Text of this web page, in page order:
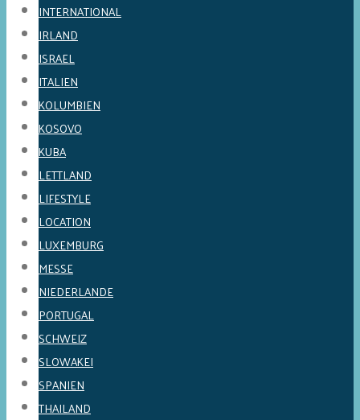
INTERNATIONAL
IRLAND
ISRAEL
ITALIEN
KOLUMBIEN
KOSOVO
KUBA
LETTLAND
LIFESTYLE
LOCATION
LUXEMBURG
MESSE
NIEDERLANDE
PORTUGAL
SCHWEIZ
SLOWAKEI
SPANIEN
THAILAND